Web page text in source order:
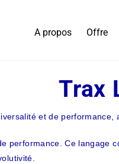
A propos Offre
Trax
et de performance,
performance. Ce